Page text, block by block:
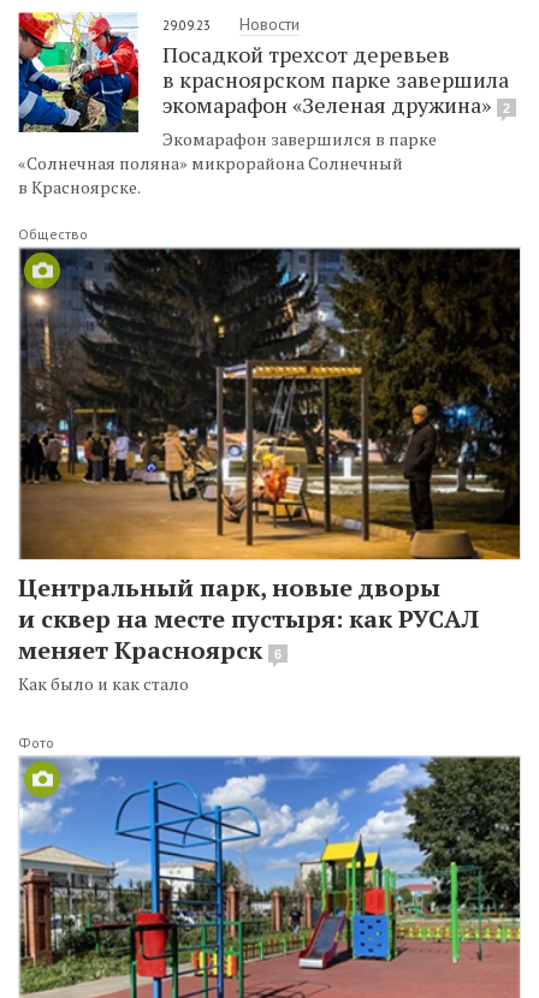
29.09.23 Новости
Посадкой трехсот деревьев
в красноярском парке завершила
экомарафон «Зеленая дружина»
2
Экомарафон завершился в парке
«Солнечная поляна» микрорайона Солнечный
в Красноярске.
Общество
Центральный парк, новые дворы
и сквер на месте пустыря: как РУСАЛ
меняет Красноярск
6
Как было и как стало
Фото